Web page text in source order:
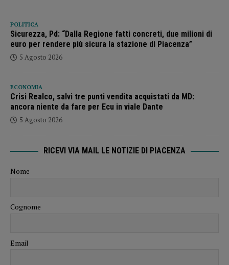
POLITICA
Sicurezza, Pd: “Dalla Regione fatti concreti, due milioni di
euro per rendere più sicura la stazione di Piacenza”
5 Agosto 2026
ECONOMIA
Crisi Realco, salvi tre punti vendita acquistati da MD:
ancora niente da fare per Ecu in viale Dante
5 Agosto 2026
RICEVI VIA MAIL LE NOTIZIE DI PIACENZA
Nome
Cognome
Email